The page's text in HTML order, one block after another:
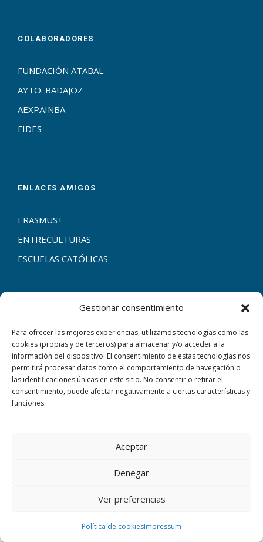
Gestionar consentimiento
Para ofrecer las mejores experiencias, utilizamos tecnologías como las
cookies (propias y de terceros) para almacenar y/o acceder a la
información del dispositivo. El consentimiento de estas tecnologías nos
permitirá procesar datos como el comportamiento de navegación o
las identificaciones únicas en este sitio. No consentir o retirar el
consentimiento, puede afectar negativamente a ciertas características y
funciones.
Aceptar
Denegar
Ver preferencias
Política de cookiesImpressum
COLABORADORES
FUNDACIÓN ATABAL
AYTO. BADAJOZ
AEXPAINBA
FIDES
ENLACES AMIGOS
ERASMUS+
ENTRECULTURAS
ESCUELAS CATÓLICAS
C/ Corte de Peleas, 79 06009 Badajoz
+34 924 25 17 61
Aviso Legal
CANAL DE DENUNCIAS WEB
COPYRIGHT © 2019 FUNDACIÓN LOYOLA. TODOS
Usamos cookies en nuestro sitio web para brindarle la
visitas repetidas. Al hacer clic en "Aceptar todo", acepta el
uso de TODAS las cookies. Puede pulsar el botón 'Ajustes'